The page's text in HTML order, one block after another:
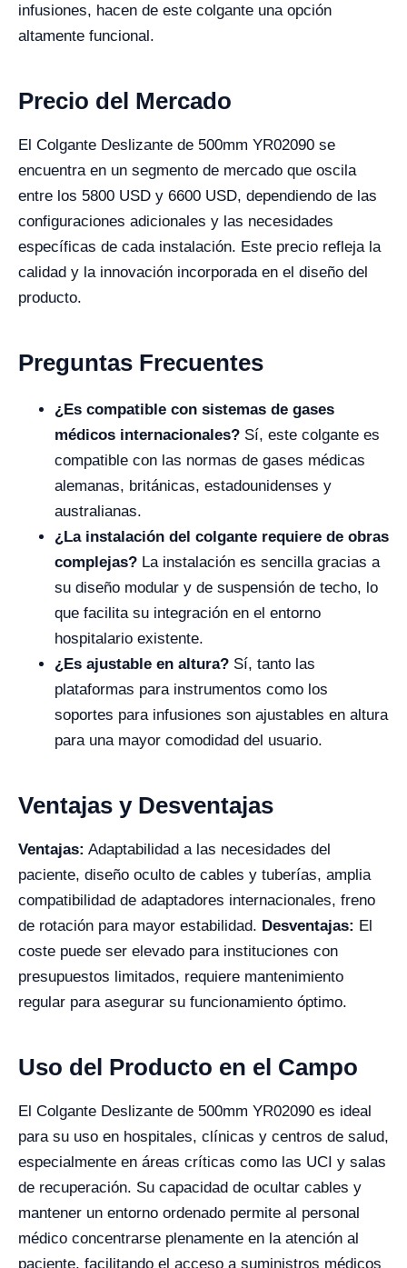
infusiones, hacen de este colgante una opción
altamente funcional.
Precio del Mercado
El Colgante Deslizante de 500mm YR02090 se
encuentra en un segmento de mercado que oscila
entre los 5800 USD y 6600 USD, dependiendo de las
configuraciones adicionales y las necesidades
específicas de cada instalación. Este precio refleja la
calidad y la innovación incorporada en el diseño del
producto.
Preguntas Frecuentes
¿Es compatible con sistemas de gases
médicos internacionales? Sí, este colgante es
compatible con las normas de gases médicas
alemanas, británicas, estadounidenses y
australianas.
¿La instalación del colgante requiere de obras
complejas? La instalación es sencilla gracias a
su diseño modular y de suspensión de techo, lo
que facilita su integración en el entorno
hospitalario existente.
¿Es ajustable en altura? Sí, tanto las
plataformas para instrumentos como los
soportes para infusiones son ajustables en altura
para una mayor comodidad del usuario.
Ventajas y Desventajas
Ventajas: Adaptabilidad a las necesidades del
paciente, diseño oculto de cables y tuberías, amplia
compatibilidad de adaptadores internacionales, freno
de rotación para mayor estabilidad. Desventajas: El
coste puede ser elevado para instituciones con
presupuestos limitados, requiere mantenimiento
regular para asegurar su funcionamiento óptimo.
Uso del Producto en el Campo
El Colgante Deslizante de 500mm YR02090 es ideal
para su uso en hospitales, clínicas y centros de salud,
especialmente en áreas críticas como las UCI y salas
de recuperación. Su capacidad de ocultar cables y
mantener un entorno ordenado permite al personal
médico concentrarse plenamente en la atención al
paciente, facilitando el acceso a suministros médicos